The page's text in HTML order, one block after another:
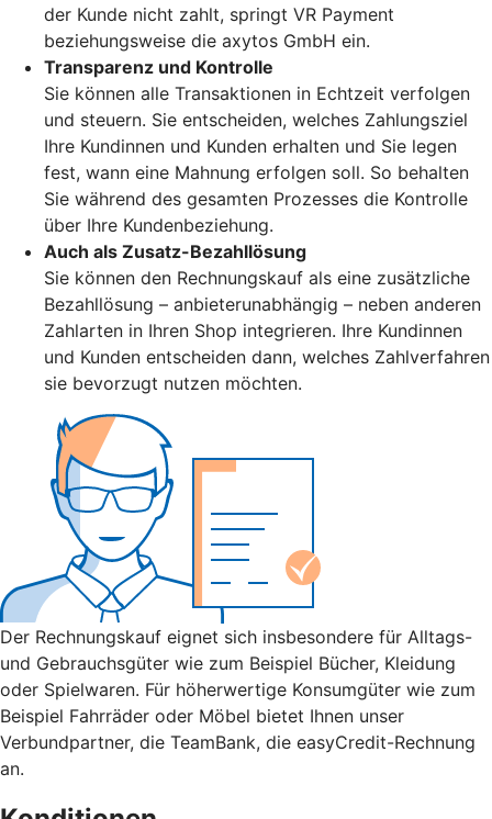
der Kunde nicht zahlt, springt VR Payment
beziehungsweise die axytos GmbH ein.
Transparenz und Kontrolle
Sie können alle Transaktionen in Echtzeit verfolgen
und steuern. Sie entscheiden, welches Zahlungsziel
Ihre Kundinnen und Kunden erhalten und Sie legen
fest, wann eine Mahnung erfolgen soll. So behalten
Sie während des gesamten Prozesses die Kontrolle
über Ihre Kundenbeziehung.
Auch als Zusatz-Bezahllösung
Sie können den Rechnungskauf als eine zusätzliche
Bezahllösung – anbieterunabhängig – neben anderen
Zahlarten in Ihren Shop integrieren. Ihre Kundinnen
und Kunden entscheiden dann, welches Zahlverfahren
sie bevorzugt nutzen möchten.
Der Rechnungskauf eignet sich insbesondere für Alltags-
und Gebrauchsgüter wie zum Beispiel Bücher, Kleidung
oder Spielwaren. Für höherwertige Konsumgüter wie zum
Beispiel Fahrräder oder Möbel bietet Ihnen unser
Verbundpartner, die TeamBank, die easyCredit-Rechnung
an.